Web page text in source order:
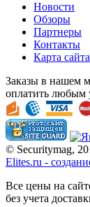
Новости
Обзоры
Партнеры
Контакты
Карта сайта
Заказы в нашем
оплатить любым
© Securitymag,
Elites.ru -
Все цены на
без учета